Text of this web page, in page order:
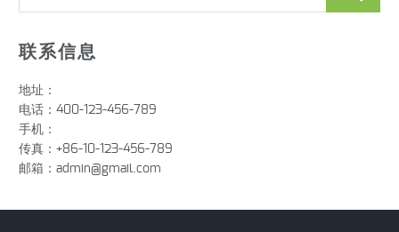
联系信息
地址：
电话：400-123-456-789
手机：
传真：+86-10-123-456-789
邮箱： admin@gmail.com